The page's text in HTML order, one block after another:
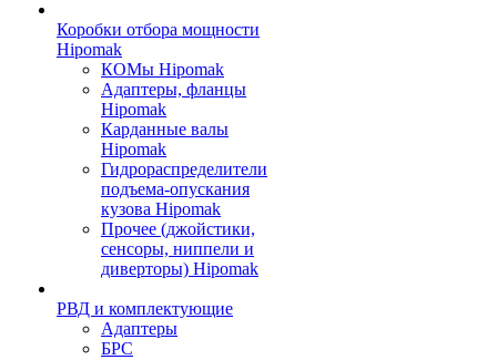
Коробки отбора мощности
Hipomak
КОМы Hipomak
Адаптеры, фланцы
Hipomak
Карданные валы
Hipomak
Гидрораспределители
подъема-опускания
кузова Hipomak
Прочее (джойстики,
сенсоры, ниппели и
диверторы) Hipomak
РВД и комплектующие
Адаптеры
БРС